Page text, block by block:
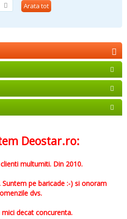
Arata tot
Deostar.ro:
multumiti. Din 2010.
pe baricade :-) si onoram
dvs.
decat concurenta.